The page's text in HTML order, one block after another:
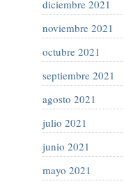
diciembre 2021
noviembre 2021
octubre 2021
septiembre 2021
agosto 2021
julio 2021
junio 2021
mayo 2021